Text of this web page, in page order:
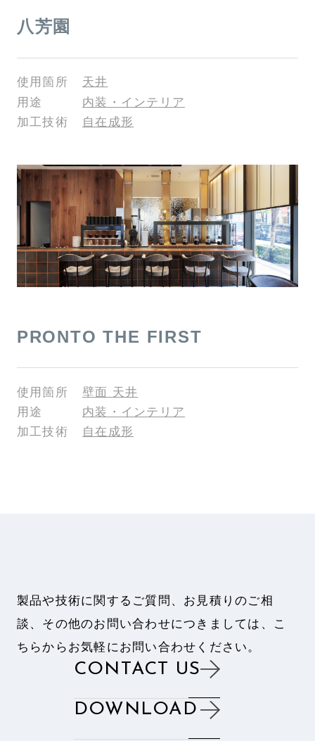
八芳園
使用箇所
天井
用途
内装・インテリア
加工技術
自在成形
PRONTO THE FIRST
使用箇所 壁面 天井
用途
内装・インテリア
加工技術
自在成形
製品や技術に関するご質問、お見積りのご相
談、 その他のお問い合わせにつきましては、
こ
ちらからお気軽にお問い合わせください。
CONTACT US
DOWNLOAD